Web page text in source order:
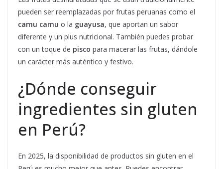
pueden ser reemplazadas por frutas peruanas como el
camu camu o la guayusa, que aportan un sabor
diferente y un plus nutricional. También puedes probar
con un toque de pisco para macerar las frutas, dándole
un carácter más auténtico y festivo.
¿Dónde conseguir
ingredientes sin gluten
en Perú?
En 2025, la disponibilidad de productos sin gluten en el